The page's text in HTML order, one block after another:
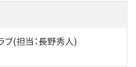
(担当：長野秀人)